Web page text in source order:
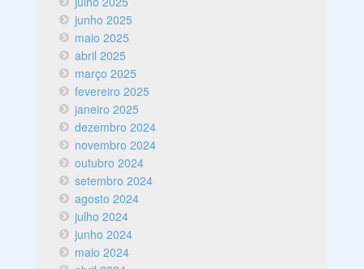
junho 2025
maio 2025
abril 2025
março 2025
fevereiro 2025
janeiro 2025
dezembro 2024
novembro 2024
outubro 2024
setembro 2024
agosto 2024
julho 2024
junho 2024
maio 2024